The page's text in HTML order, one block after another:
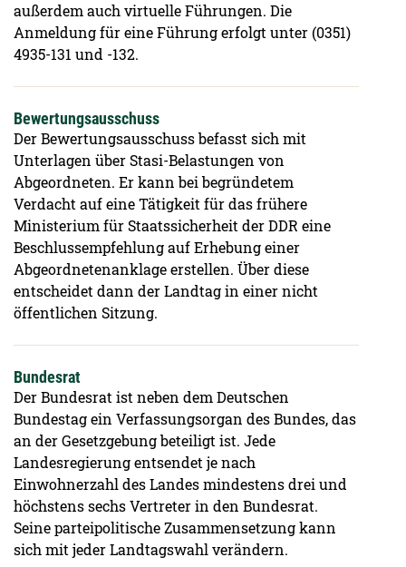
außerdem auch virtuelle Führungen. Die
Anmeldung für eine Führung erfolgt unter (0351)
4935-131 und -132.
Bewertungsausschuss
Der Bewertungsausschuss befasst sich mit
Unterlagen über Stasi-Belastungen von
Abgeordneten. Er kann bei begründetem
Verdacht auf eine Tätigkeit für das frühere
Ministerium für Staatssicherheit der DDR eine
Beschlussempfehlung auf Erhebung einer
Abgeordnetenanklage erstellen. Über diese
entscheidet dann der Landtag in einer nicht
öffentlichen Sitzung.
Bundesrat
Der Bundesrat ist neben dem Deutschen
Bundestag ein Verfassungsorgan des Bundes, das
an der Gesetzgebung beteiligt ist. Jede
Landesregierung entsendet je nach
Einwohnerzahl des Landes mindestens drei und
höchstens sechs Vertreter in den Bundesrat.
Seine parteipolitische Zusammensetzung kann
sich mit jeder Landtagswahl verändern.